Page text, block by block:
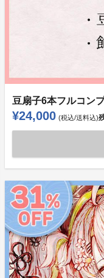
豆扇子6本フルコン
¥24,000 (税込/送料込)